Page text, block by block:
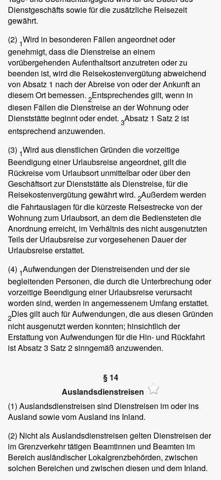
Dienstgeschäfts sowie für die zusätzliche Reisezeit
gewährt.
(2) 1Wird in besonderen Fällen angeordnet oder
genehmigt, dass die Dienstreise an einem
vorübergehenden Aufenthaltsort anzutreten oder zu
beenden ist, wird die Reisekostenvergütung abweichend
von Absatz 1 nach der Abreise von oder der Ankunft an
diesem Ort bemessen. 2Entsprechendes gilt, wenn in
diesen Fällen die Dienstreise an der Wohnung oder
Dienststätte beginnt oder endet. 3Absatz 1 Satz 2 ist
entsprechend anzuwenden.
(3) 1Wird aus dienstlichen Gründen die vorzeitige
Beendigung einer Urlaubsreise angeordnet, gilt die
Rückreise vom Urlaubsort unmittelbar oder über den
Geschäftsort zur Dienststätte als Dienstreise, für die
Reisekostenvergütung gewährt wird. 2Außerdem werden
die Fahrtauslagen für die kürzeste Reisestrecke von der
Wohnung zum Urlaubsort, an dem die Bediensteten die
Anordnung erreicht, im Verhältnis des nicht ausgenutzten
Teils der Urlaubsreise zur vorgesehenen Dauer der
Urlaubsreise erstattet.
(4) 1Aufwendungen der Dienstreisenden und der sie
begleitenden Personen, die durch die Unterbrechung oder
vorzeitige Beendigung einer Urlaubsreise verursacht
worden sind, werden in angemessenem Umfang erstattet.
2Dies gilt auch für Aufwendungen, die aus diesen Gründen
nicht ausgenutzt werden konnten; hinsichtlich der
Erstattung von Aufwendungen für die Hin- und Rückfahrt
ist Absatz 3 Satz 2 sinngemäß anzuwenden.
§ 14
Auslandsdienstreisen
(1) Auslandsdienstreisen sind Dienstreisen im oder ins
Ausland sowie vom Ausland ins Inland.
(2) Nicht als Auslandsdienstreisen gelten Dienstreisen der
im Grenzverkehr tätigen Beamtinnen und Beamten im
Bereich ausländischer Lokalgrenzbehörden, zwischen
solchen Bereichen und zwischen diesen und dem Inland.